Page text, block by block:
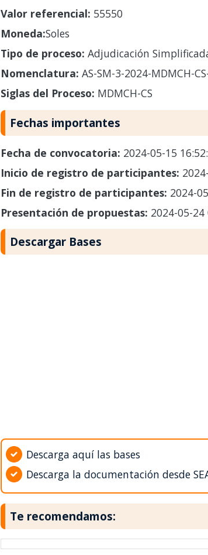
Valor referencial: 55550
Moneda:Soles
Tipo de proceso: Adjudicación
Nomenclatura: AS-SM-3-2024-MDMCH-
Siglas del Proceso: MDMCH-CS
Fechas importantes
Fecha de convocatoria: 2024-05-15
Inicio de registro de participantes:
Fin de registro de participantes: 2024-
Presentación de propuestas: 2024-05-24
Descargar Bases
Descarga aquí las bases
Descarga la documentación desde
Te recomendamos: